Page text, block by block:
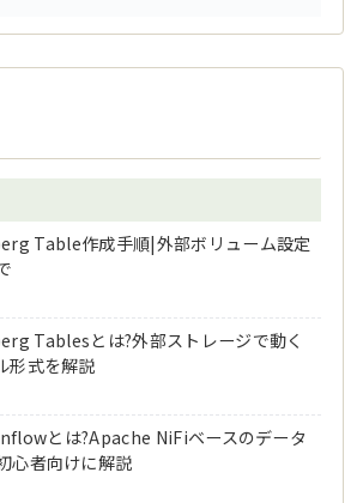
Table作成手順|外部ボリューム設定
Tablesとは?外部ストレージで動く
形式を解説
とは?Apache NiFiベースのデータ
心者向けに解説